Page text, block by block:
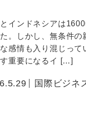
とインドネシアは
た。しかし、無条件
感情も入り混じって
重要になるイ […]
日
国際ビジネ